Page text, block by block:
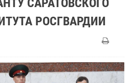
САРАТОВСКОГО
РОСГВАРДИИ